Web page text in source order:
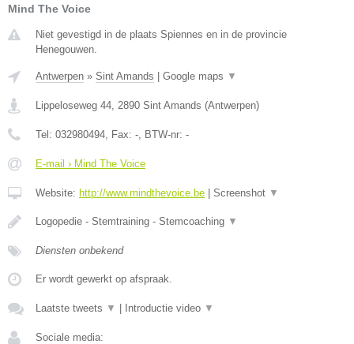
Mind The Voice
Niet gevestigd in de plaats Spiennes en in de provincie
Henegouwen.
Antwerpen » Sint Amands Google maps ▼
Lippeloseweg 44 2890 Sint Amands (Antwerpen)
Tel: 032980494 , Fax: - , BTW-nr: -
E-mail › Mind The Voice
Website: http://www.mindthevoice.be Screenshot ▼
Logopedie - Stemtraining - Stemcoaching ▼
Diensten onbekend
Er wordt gewerkt op afspraak.
Laatste tweets ▼ Introductie video ▼
Sociale media: